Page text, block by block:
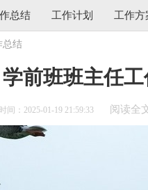
总结 工作计划 工作方
总结
学前班班主任
时间：2025-01-19 21:59:33 阅读全